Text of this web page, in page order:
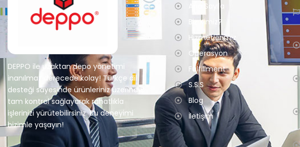
DEPPO ile uzaktan depo yönetimi
inanılmaz derecede kolay! Türkçe dil
desteği sayesinde ürünleriniz üzerinde
tam kontrol sağlayarak rahatlıkla
işlerinizi yürütebilirsiniz. Bu deneyimi
bizimle yaşayın!
Ana Sayfa
Biz Kimiz?
Hizmetlerimiz
Operasyon
Fulfillment
S.S.S
Blog
İletişim